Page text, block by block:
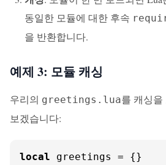
동일한 모듈에 대한 후속
을 반환합니다.
예제 3: 모듈 캐싱
우리의 greetings.lua를 캐싱을
보겠습니다:
local